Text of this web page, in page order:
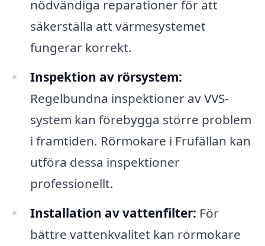
nödvändiga reparationer för att
säkerställa att värmesystemet
fungerar korrekt.
Inspektion av rörsystem:
Regelbundna inspektioner av VVS-
system kan förebygga större problem
i framtiden. Rörmokare i Frufällan kan
utföra dessa inspektioner
professionellt.
Installation av vattenfilter: För
bättre vattenkvalitet kan rörmokare